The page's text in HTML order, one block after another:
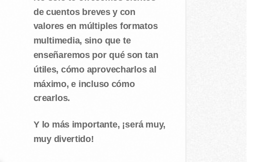
de cuentos breves y con
valores en múltiples formatos
multimedia, sino que te
enseñaremos por qué son tan
útiles, cómo aprovecharlos al
máximo, e incluso cómo
crearlos.
Y lo más importante, ¡será muy,
muy divertido!